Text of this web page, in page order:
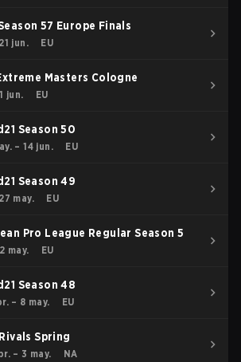
57 Europe Finals
jun. EU
Masters Cologne
jun. EU
Season 50
– 14 jun. EU
Season 49
may. EU
Pro League Regular Season 5
may. EU
Season 48
– 8 may. EU
Spring
– 3 may. NA